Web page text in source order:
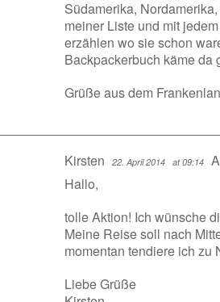
Südamerika,
meiner Liste und mit
erzählen wo sie schon
Backpackerbuch käme da
Grüße aus dem
Kirsten 22. April 2014 at 09:14
Hallo,
tolle Aktion! Ich wünsche
Meine Reise soll nach
momentan tendiere ich zu
Liebe Grüße